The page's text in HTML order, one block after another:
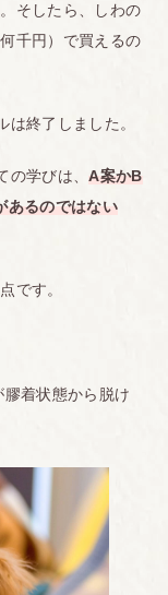
そしたら、しわの
千円）で買えるの
終了しました。
の学びは、A案かB
あるのではない
です。
着状態から脱け